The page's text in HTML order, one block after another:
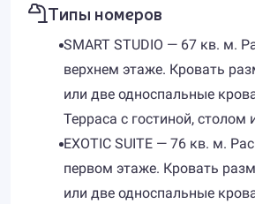
Типы номеров
SMART STUDIO — 67 кв. м.
верхнем этаже. Кровать
или две односпальные
Терраса с гостиной, столом
EXOTIC SUITE — 76 кв. м.
первом этаже. Кровать
или две односпальные